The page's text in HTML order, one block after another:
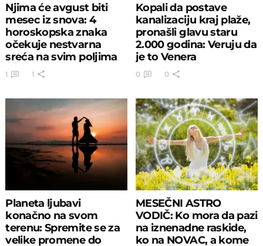
Njima će avgust biti
mesec iz snova: 4
horoskopska znaka
očekuje nestvarna
sreća na svim poljima
1 1
Kopali da postave
kanalizaciju kraj plaže,
pronašli glavu staru
2.000 godina: Veruju da
je to Venera
0 0
Planeta ljubavi
konačno na svom
terenu: Spremite se za
velike promene do
MESEČNI ASTRO
VODIČ: Ko mora da pazi
na iznenadne raskide,
ko na NOVAC, a kome